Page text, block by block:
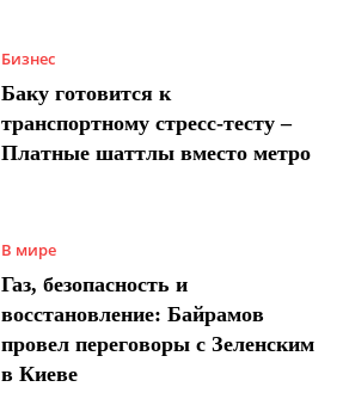
Бизнес
Баку готовится к
транспортному стресс-тесту –
Платные шаттлы вместо метро
В мире
Газ, безопасность и
восстановление: Байрамов
провел переговоры с Зеленским
в Киеве